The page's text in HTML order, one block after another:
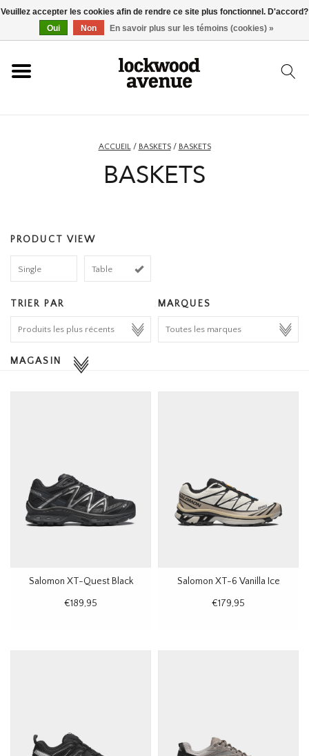
ACCUEIL
ACCESSOIRES
HOMEWARE
ACCUEIL/ BASKETS/ BASKETS
BASKETS
PRODUCT VIEW
Single Table
TRIER PAR MARQUES
MAGASIN
Salomon XT-Quest Black
€189,95
Salomon XT-6 Vanilla Ice
€179,95
Veuillez accepter les cookies afin de rendre ce site plus fonctionnel. D'accord?
Oui
Non En savoir plus sur les témoins (cookies) »